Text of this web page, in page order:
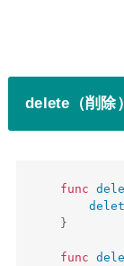
delete（削除
func
}
func